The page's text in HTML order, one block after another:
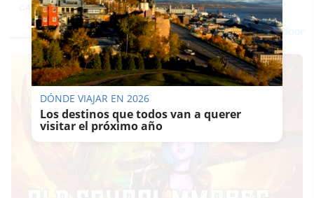
CARLOS PIEDRAS
DÓNDE VIAJAR EN 2026
Los destinos que todos van a querer
visitar el próximo año